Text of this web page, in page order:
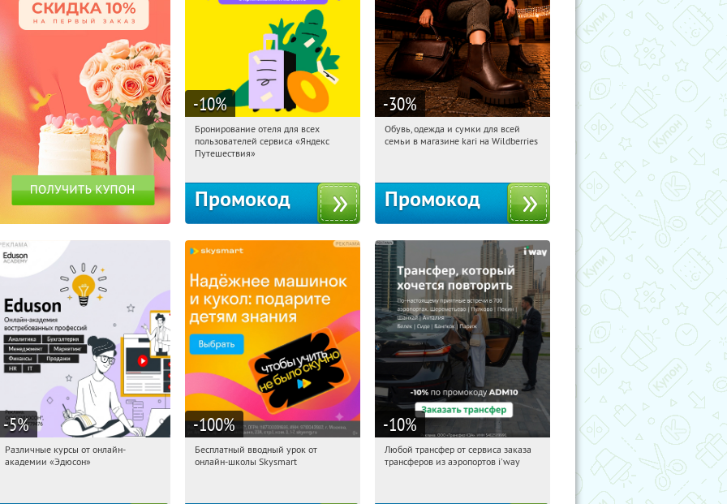
-10%
01:14:04
Получи первым!
Россия
Бронирование отеля для всех
пользователей сервиса «Яндекс
Путешествия»
Промокод
-30%
01:14:04 Получили:
Обувь, одежда и сумки для всей
семьи в магазине kari на Wildberries
Промокод
-5%
01:14:04 Получили:
Различные курсы от онлайн-
академии «Эдюсон»
-100%
01:14:04
Получи первым!
Бесплатный вводный урок от
онлайн-школы Skysmart
-10%
01:14:04
Получи первым!
Любой трансфер от сервиса заказа
трансферов из аэропортов i'way